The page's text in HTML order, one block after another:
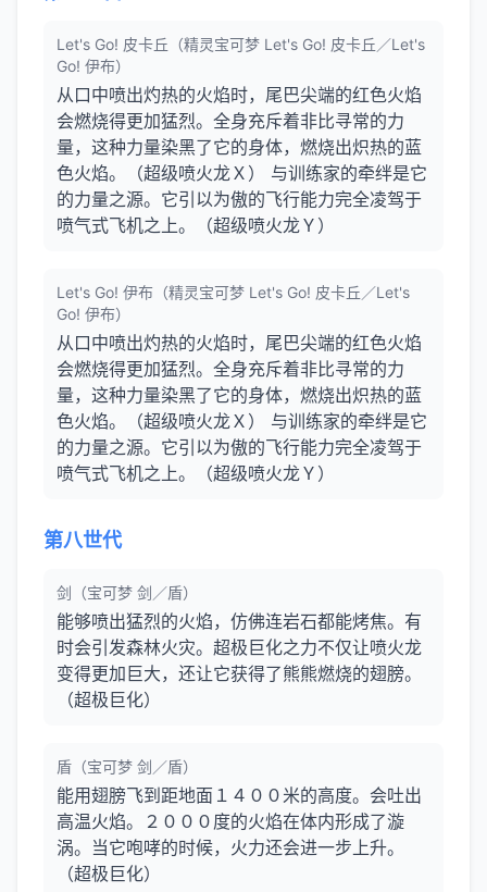
Let's Go! 皮卡丘（精灵宝可梦 Let's Go! 皮卡丘／Let's
Go! 伊布）
从口中喷出灼热的火焰时，尾巴尖端的红色火焰
会燃烧得更加猛烈。全身充斥着非比寻常的力
量，这种力量染黑了它的身体，燃烧出炽热的蓝
色火焰。（超级喷火龙Ｘ） 与训练家的牵绊是它
的力量之源。它引以为傲的飞行能力完全凌驾于
喷气式飞机之上。（超级喷火龙Ｙ）
Let's Go! 伊布（精灵宝可梦 Let's Go! 皮卡丘／Let's
Go! 伊布）
从口中喷出灼热的火焰时，尾巴尖端的红色火焰
会燃烧得更加猛烈。全身充斥着非比寻常的力
量，这种力量染黑了它的身体，燃烧出炽热的蓝
色火焰。（超级喷火龙Ｘ） 与训练家的牵绊是它
的力量之源。它引以为傲的飞行能力完全凌驾于
喷气式飞机之上。（超级喷火龙Ｙ）
第八世代
剑（宝可梦 剑／盾）
能够喷出猛烈的火焰，仿佛连岩石都能烤焦。有
时会引发森林火灾。超极巨化之力不仅让喷火龙
变得更加巨大，还让它获得了熊熊燃烧的翅膀。
（超极巨化）
盾（宝可梦 剑／盾）
能用翅膀飞到距地面１４００米的高度。会吐出
高温火焰。２０００度的火焰在体内形成了漩
涡。当它咆哮的时候，火力还会进一步上升。
（超极巨化）